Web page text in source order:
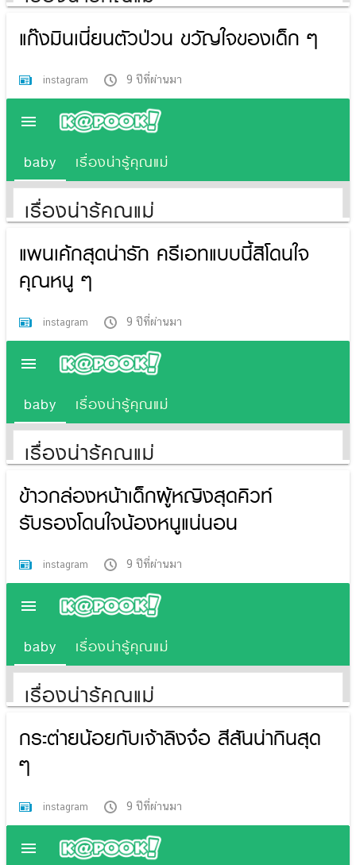
แก๊งมินเนี่ยนตัวป่วน ขวัญใจของเด็ก ๆ
instagram 9 ปีที่ผ่านมา
แพนเค้กสุดน่ารัก ครีเอทแบบนี้สิโดนใจ
คุณหนู ๆ
instagram 9 ปีที่ผ่านมา
ข้าวกล่องหน้าเด็กผู้หญิงสุดคิวท์
รับรองโดนใจน้องหนูแน่นอน
instagram 9 ปีที่ผ่านมา
กระต่ายน้อยกับเจ้าลิงจ๋อ สีสันน่ากินสุด
ๆ
instagram 9 ปีที่ผ่านมา